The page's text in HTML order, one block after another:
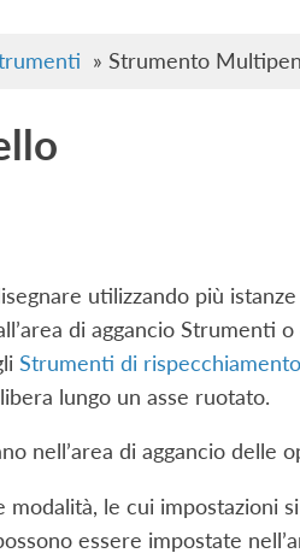
» Strumento
utilizzando più
di aggancio Strumenti
Strumenti di rispecchiamento
lungo un asse ruotato.
nell’area di aggancio delle
le cui impostazioni
essere impostate